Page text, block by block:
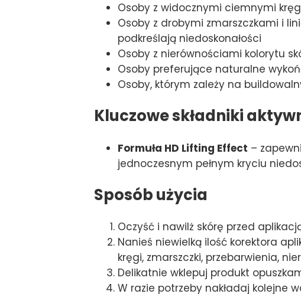
Osoby z widocznymi ciemnymi
Osoby z drobymi zmarszczkami i
podkreślają niedoskonałości
Osoby z nierównościami kolorytu
Osoby preferujące naturalne
Osoby, którym zależy na
Kluczowe składniki
Formuła HD Lifting Effect –
jednoczesnym pełnym kryciu
Sposób użycia
Oczyść i nawilż skórę przed
Nanieś niewielką ilość korektora
kręgi, zmarszczki, przebarwienia,
Delikatnie wklepuj produkt
W razie potrzeby nakładaj kolejne